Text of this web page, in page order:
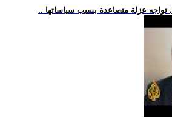
تواجه عزلة متصاعدة بسبب سياساتها